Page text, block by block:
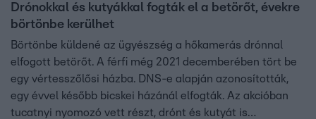
Drónokkal és kutyákkal fogták el a betörőt, évekre
börtönbe kerülhet
Börtönbe küldené az ügyészség a hőkamerás drónnal
elfogott betörőt. A férfi még 2021 decemberében tört be
egy vértesszőlősi házba. DNS-e alapján azonosították,
egy évvel később bicskei házánál elfogták. Az akcióban
tucatnyi nyomozó vett részt, drónt és kutyát is